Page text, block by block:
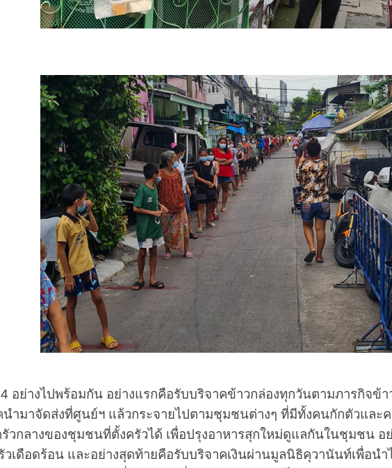
างไปพร้อมกัน อย่างแรกคือรับบริจาคข้าวกล่องทุกวันตามภารกิจข้า
นำมาจัดส่งที่ศูนย์ฯ แล้วกระจายไปตามชุมชนต่างๆ ที่มีทั้งคนกักตัวและ
วกลางของชุมชนที่ตั้งครัวได้ เพื่อปรุงอาหารสุกใหม่ดูแลกันในชุมชน อ
วเดือดร้อน และอย่างสุดท้ายคือรับบริจาคเงินผ่านมูลนิธิคุวานันท์เพื่อน